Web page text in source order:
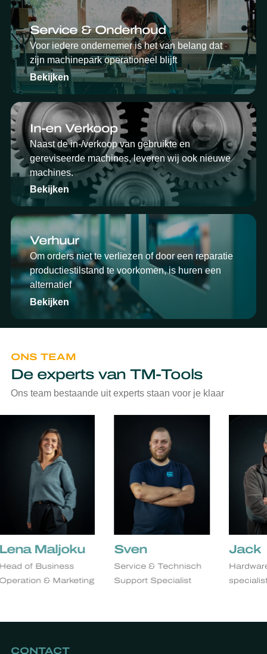
Service & Onderhoud
Voor iedere ondernemer is het van belang dat
zijn machinepark operationeel blijft
Bekijken
In-en Verkoop
Naast de in-/verkoop van gebruikte en
gereviseerde machines, leveren wij ook nieuwe
machines.
Bekijken
Verhuur
Om orders niet te verliezen of door een reparatie
productiestilstand te voorkomen, is huren een
alternatief
Bekijken
ONS TEAM
De experts van TM-Tools
Ons team bestaande uit experts staan voor je klaar
Maljoku
of Business
& Marketing
Sven
Service & Technisch
Support Specialist
Jack
Hardware
specialist
CONTACT